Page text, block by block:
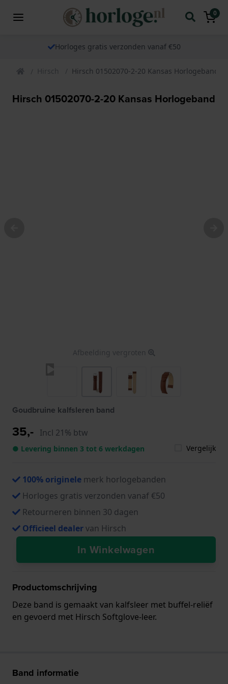
0
Horloges gratis verzonden vanaf €50
Hirsch Hirsch 01502070-2-20 Kansas Horlogeband
Hirsch 01502070-2-20 Kansas Horlogeband
Afbeelding vergroten
Goudbruine kalfsleren band
35,- Incl 21% btw
● Levering binnen 3 tot 6 werkdagen Vergelijk
100% originele merk horlogebanden
Horloges gratis verzonden vanaf €50
Retourneren binnen 30 dagen
Officieel dealervan Hirsch
In Winkelwagen
Productomschrijving
Deze band is gemaakt van kalfsleer met buffel-reliëf
en gevoerd met Hirsch Softglove-leer.
Band informatie